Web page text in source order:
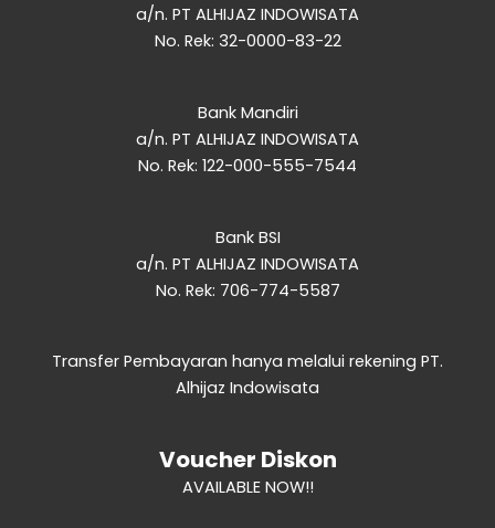
a/n. PT ALHIJAZ INDOWISATA
No. Rek: 32-0000-83-22
Bank Mandiri
a/n. PT ALHIJAZ INDOWISATA
No. Rek: 122-000-555-7544
Bank BSI
a/n. PT ALHIJAZ INDOWISATA
No. Rek: 706-774-5587
Transfer Pembayaran hanya melalui rekening PT.
Alhijaz Indowisata
AVAILABLE NOW!!